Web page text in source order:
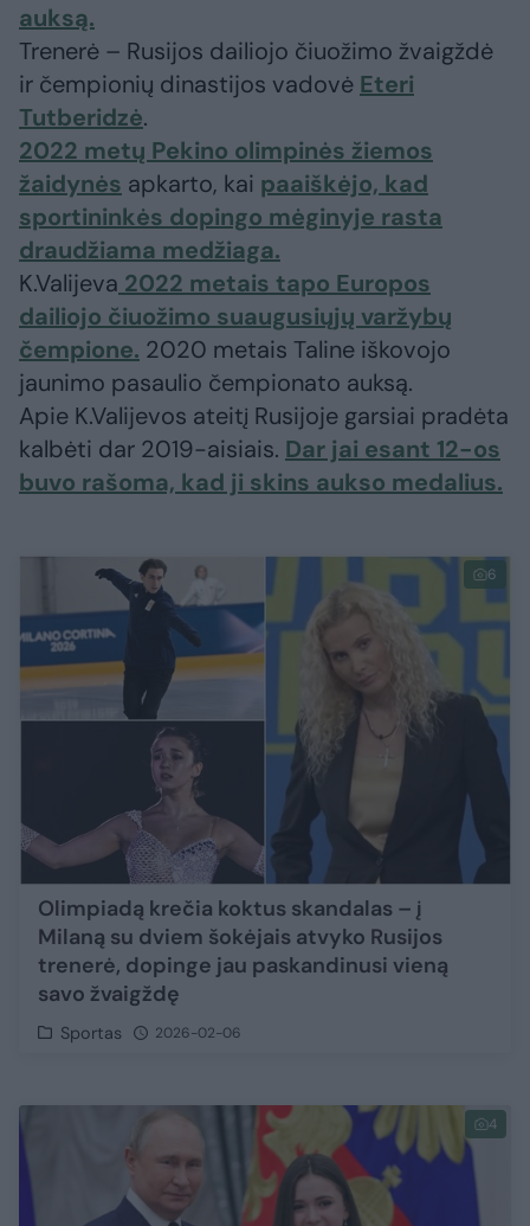
auksą.
Trenerė – Rusijos dailiojo čiuožimo žvaigždė
ir čempionių dinastijos vadovė Eteri
Tutberidzė.
2022 metų Pekino olimpinės žiemos
žaidynės apkarto, kai paaiškėjo, kad
sportininkės dopingo mėginyje rasta
draudžiama medžiaga.
K.Valijeva 2022 metais tapo Europos
dailiojo čiuožimo suaugusiųjų varžybų
čempione. 2020 metais Taline iškovojo
jaunimo pasaulio čempionato auksą.
Apie K.Valijevos ateitį Rusijoje garsiai pradėta
kalbėti dar 2019-aisiais. Dar jai esant 12-os
buvo rašoma, kad ji skins aukso medalius.
6
Olimpiadą krečia koktus skandalas – į
Milaną su dviem šokėjais atvyko Rusijos
trenerė, dopinge jau paskandinusi vieną
savo žvaigždę
Sportas 2026-02-06
4